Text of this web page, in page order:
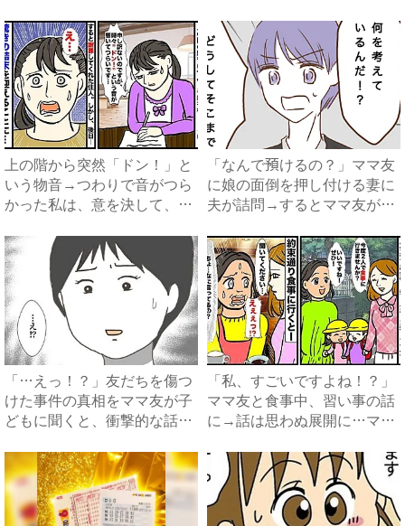
上の階から突然「ドン！」と
いう物音→つわりで音がつら
かった私は、意を決して、手
「なんで預けるの？」ママ友
に娘の面倒を押し付ける妻に
夫が詰問→するとママ友が衝
「…えっ！？」友だちを傷つ
けた事件の真相をママ友が子
どもに聞くと、衝撃的な話を
「私、すごいですよね！？」
ママ友と食事中、習い事の話
に→話は思わぬ展開に…ママ